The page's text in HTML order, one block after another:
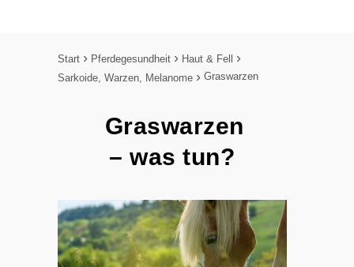
Start Pferdegesundheit
Haut & Fell
Sarkoide, Warzen, Melanome
Graswarzen
Graswarzen
– was tun?